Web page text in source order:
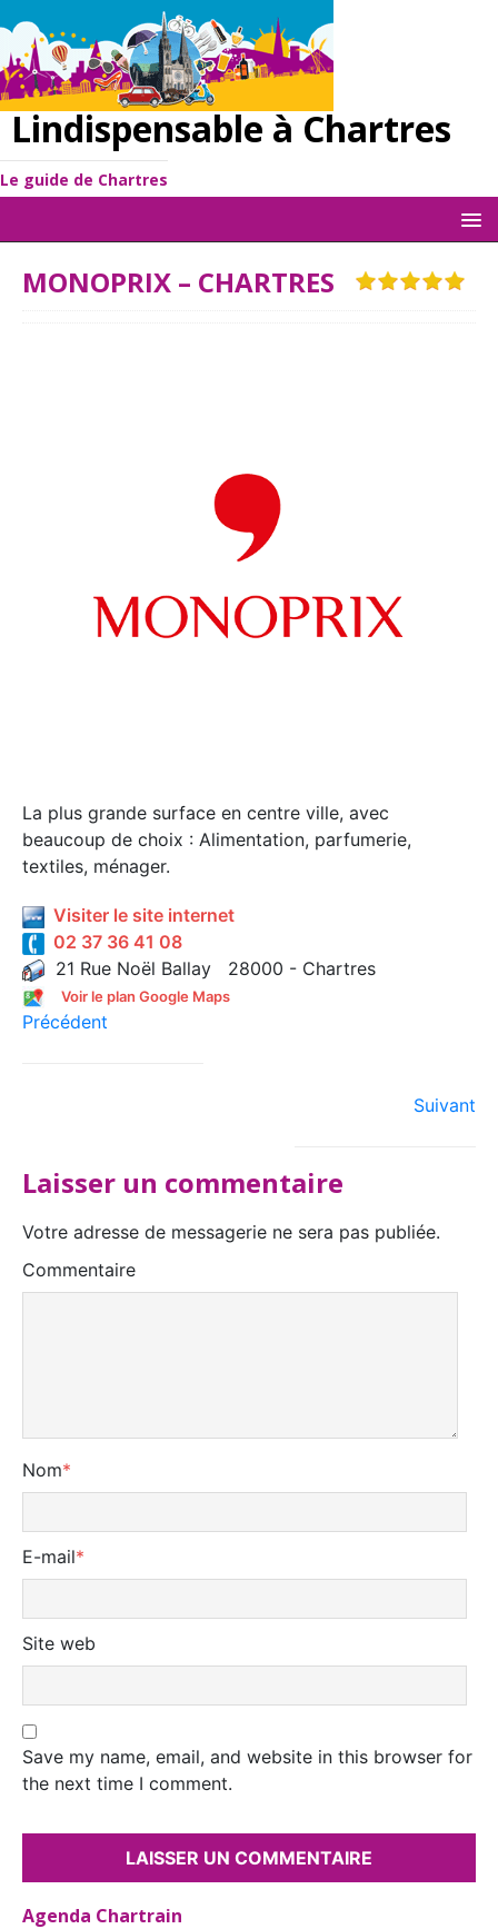
Lindispensable à Chartres
Le guide de Chartres
MONOPRIX – CHARTRES
La plus grande surface en centre ville, avec
beaucoup de choix : Alimentation, parfumerie,
textiles, ménager.
Visiter le site internet
02 37 36 41 08
21 Rue Noël Ballay 28000 - Chartres
Voir le plan Google Maps
Précédent
Suivant
Laisser un commentaire
Votre adresse de messagerie ne sera pas publiée.
Commentaire
Nom*
E-mail*
Site web
Save my name, email, and website in this browser for
the next time I comment.
Agenda Chartrain